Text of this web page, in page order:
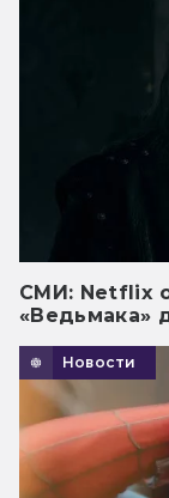
СМИ: Netflix
«Ведьмака»
Новости